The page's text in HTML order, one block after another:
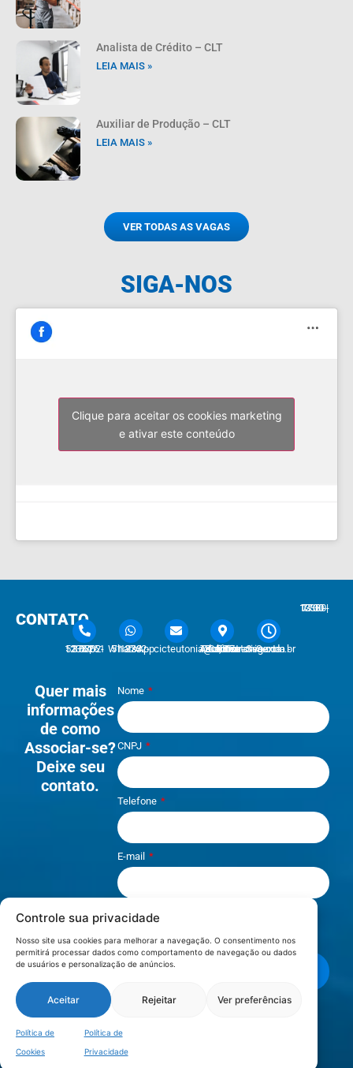
Controle sua privacidade
Nosso site usa cookies para melhorar a navegação. O consentimento nos
permitirá processar dados como comportamento de navegação ou dados
de usuários e personalização de anúncios.
Aceitar Rejeitar Ver preferências
Política de
Cookies
Política de
Privacidade
Analista de Crédito – CLT
LEIA MAIS »
Auxiliar de Produção – CLT
LEIA MAIS »
VER TODAS AS VAGAS
SIGA-NOS
Clique para aceitar os cookies marketing
e ativar este conteúdo
CONTATO
51 3762-1233 | 51 3762-1030 51 3762-1233 WhatsAppcicteutonia@cicteutonia.com.br
Rua Um Sul, 77 - Centro Administrativo Teutônia - RS Segunda - Sexta
7:30 - 12:00 | 13:30 - 17:30
Quer mais
informações
de como
Associar-se?
Deixe seu
contato.
Nome
CNPJ
Telefone
E-mail
Li e aceito os termos de
Privacidade.
LOCALIZAÇÃO
Fale conosco